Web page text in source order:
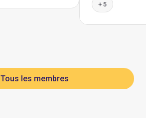
+ 5
Tous les membres